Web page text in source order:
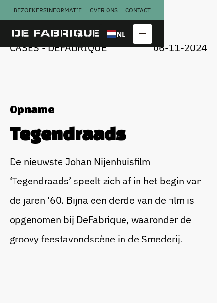
BEZOEKERSINFORMATIE OVER ONS CONTACT
Copraloods
melkfabriek
Bekijk alle
Congres
NL
TERUGN AAR C
CASES - DEFABRIQUE 06-11-2024
Opname
Tegendraads
De nieuwste Johan Nijenhuisfilm
‘Tegendraads’ speelt zich af in het begin van
de jaren ‘60. Bijna een derde van de film is
opgenomen bij DeFabrique, waaronder de
groovy feestavondscène in de Smederij.